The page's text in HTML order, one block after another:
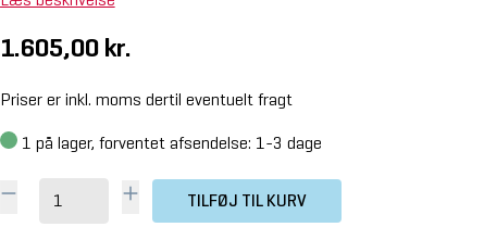
1.605,00 kr.
Priser er inkl. moms dertil eventuelt fragt
1 på lager, forventet afsendelse: 1-3 dage
TILFØJ TIL KURV